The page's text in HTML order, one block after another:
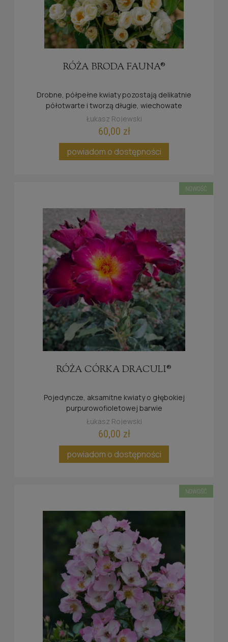
RÓŻA BRODA FAUNA®
Drobne, półpełne kwiaty pozostają delikatnie
półotwarte i tworzą długie, wiechowate
kwiatostany
Łukasz Rojewski
60,00 zł
powiadom o dostępności
RÓŻA CÓRKA DRACULI®
Pojedyncze, aksamitne kwiaty o głębokiej
purpurowofioletowej barwie
Łukasz Rojewski
60,00 zł
powiadom o dostępności
NOWOŚĆ
NOWOŚĆ